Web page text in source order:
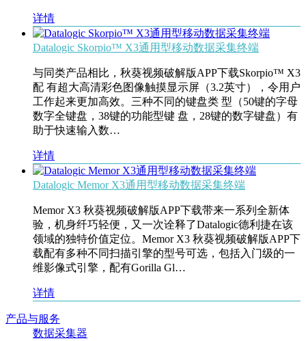
详情
Datalogic Skorpio™ X3通用型移动数据采集终端
与同类产品相比，秋葵视频破解版APP下载Skorpio™ X3
配 有超大高清彩色图像触摸显示屏（3.2英寸），令用户
工作起来更加高效。三种不同的键盘类 型（50键的字母
数字全键盘，38键的功能型键 盘，28键的数字键盘）有
助于快速输入数…
详情
Datalogic Memor X3通用型移动数据采集终端
Memor X3 秋葵视频破解版APP下载带来一系列全新体
验，机身纤巧轻便，又一次诠释了Datalogic德利捷在该
领域的独特价值定位。Memor X3 秋葵视频破解版APP下
载配有多种不同扫描引擎的型号可选，包括入门级的一
维影像式引擎，配有Gorilla Gl…
详情
产品与服务
数据采集器